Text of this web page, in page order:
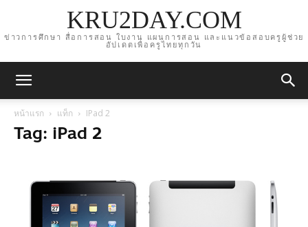
KRU2DAY.COM
ข่าวการศึกษา สื่อการสอน ใบงาน แผนการสอน และแนวข้อสอบครูผู้ช่วย
อัปเดตเพื่อครูไทยทุกวัน
หน้าแรก แท็ก IPad 2
Tag: iPad 2